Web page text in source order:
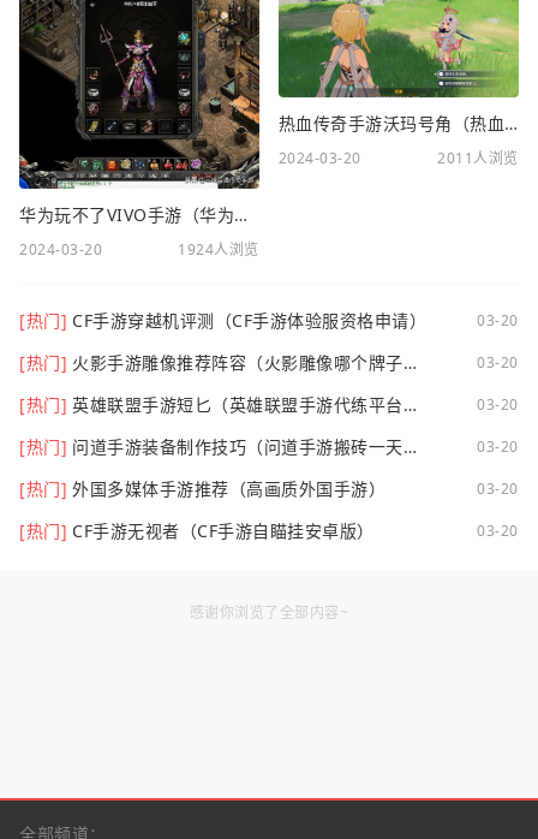
华为玩不了VIVO手游（华为玩不了VIVO手游怎么办）
2024-03-20 1924人浏览
热血传奇手游沃玛号角（热血传奇沃玛装备隐藏属性）
2024-03-20 2011人浏览
[热门] CF手游穿越机评测（CF手游体验服资格申请） 03-20
[热门] 火影手游雕像推荐阵容（火影雕像哪个牌子
03-20
[热门] 英雄联盟手游短匕（英雄联盟手游代练平台哪
03-20
[热门] 问道手游装备制作技巧（问道手游搬砖一天可
03-20
[热门] 外国多媒体手游推荐（高画质外国手游） 03-20
[热门] CF手游无视者（CF手游自瞄挂安卓版） 03-20
感谢你浏览了全部内容~
全部频道：